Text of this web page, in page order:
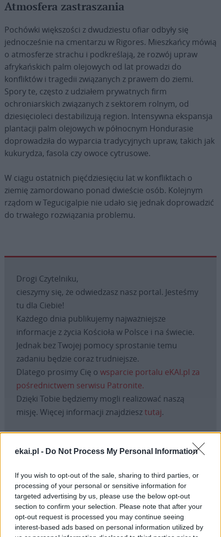
ekai.pl - Do Not Process My Personal Information
If you wish to opt-out of the sale, sharing to third parties, or
processing of your personal or sensitive information for
targeted advertising by us, please use the below opt-out
section to confirm your selection. Please note that after your
opt-out request is processed you may continue seeing
interest-based ads based on personal information utilized by
Atmosfera zastraszania
Pochówki większości z dwudziestu ofiar odbyły się
jednocześnie na cmentarzu w Rigores. Mieszkańcy mówią
o atmosferze strachu i podkreślają, że rozwój upraw
afrykańskich palm olejowych od lat prowadzi do
konfliktów i tragedii związanych z prawem do ziemi.
Spory te, często z udziałem prywatnych firm
ochroniarskich związanych z sektorem rolnym, od
dziesięcioleci destabilizują region. Intensywna ekspansja
plantacji palm olejowych w północnym Hondurasie
doprowadziła do wyparcia tradycyjnych upraw, takich jak
kukurydza, fasola czy owoce cytrusowe.
W ciągu ostatnich pięćdziesięciu lat w konfliktach o
ziemię zamordowano ponad dwieście osób. Kolejnym
rządom w Tegucigalpie nie udało się jednak doprowadzić
do trwałego rozwiązania problemu.
Drogi Czytelniku,
cieszymy się, że odwiedzasz nasz portal. Jesteśmy
tu dla Ciebie!
Każdego dnia publikujemy najważniejsze
informacje z życia Kościoła w Polsce i na świecie.
Jednak bez Twojej pomocy sprostanie temu
zadaniu będzie coraz trudniejsze.
Dlatego prosimy Cię o wsparcie portalu eKAI.pl za
pośrednictwem serwisu Patronite.
Dzięki Tobie będziemy mogli realizować naszą
misję. Więcej informacji znajdziesztutaj.
TwitterMessengerWhatsApp
Email Copy
Link
Print
Wersja do druku